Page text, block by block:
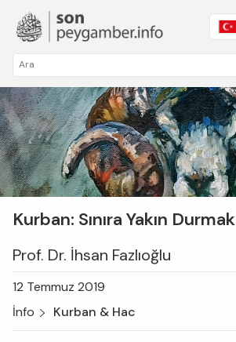
Kurban: Sınıra Yakın Durmak
Prof. Dr. İhsan Fazlıoğlu
12 Temmuz 2019
İnfo
Kurban & Hac